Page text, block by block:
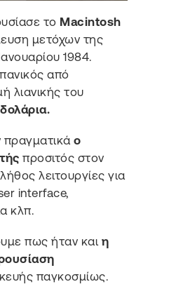
το Macintosh
μετόχων της
1984.
από
λιανικής του
πραγματικάο
προσιτός στον
λειτουργίες για
interface,
κλπ.
πως ήταν και η
παγκοσμίως.